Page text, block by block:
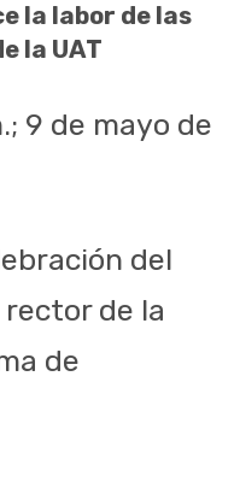
la labor de las
la UAT
9 de mayo de
del
rector de la
de